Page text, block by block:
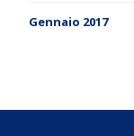
Gennaio 2017